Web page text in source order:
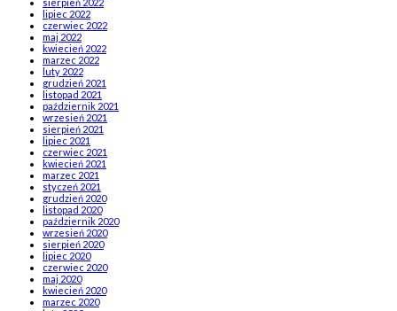
sierpień 2022
lipiec 2022
czerwiec 2022
maj 2022
kwiecień 2022
marzec 2022
luty 2022
grudzień 2021
listopad 2021
październik 2021
wrzesień 2021
sierpień 2021
lipiec 2021
czerwiec 2021
kwiecień 2021
marzec 2021
styczeń 2021
grudzień 2020
listopad 2020
październik 2020
wrzesień 2020
sierpień 2020
lipiec 2020
czerwiec 2020
maj 2020
kwiecień 2020
marzec 2020